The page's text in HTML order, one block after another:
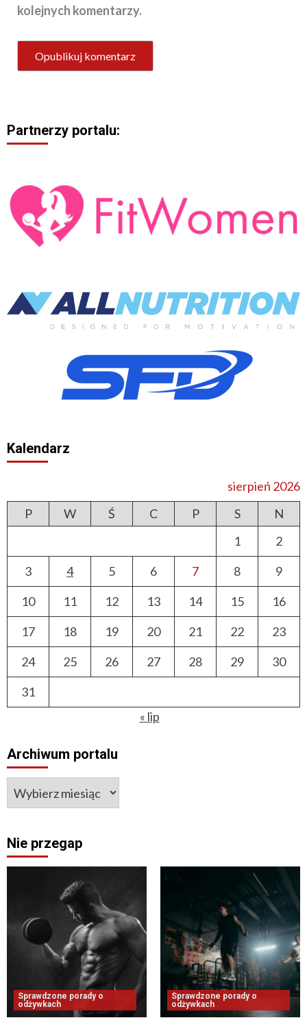
kolejnych komentarzy.
Partnerzy portalu:
Kalendarz
sierpień 2026
P
W Ś C P S
N
1
2
3
4 5 6 7 8
9
10
11 12 13 14 15
16
17
18 19 20 21 22
23
24
25 26 27 28 29
30
31
« lip
Archiwum portalu
Nie przegap
Sprawdzone porady o
odżywkach
Sprawdzone porady o
odżywkach